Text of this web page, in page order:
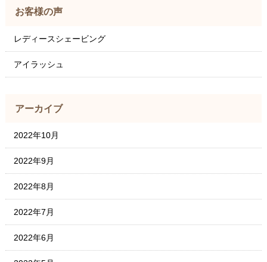
お客様の声
レディースシェービング
アイラッシュ
アーカイブ
2022年10月
2022年9月
2022年8月
2022年7月
2022年6月